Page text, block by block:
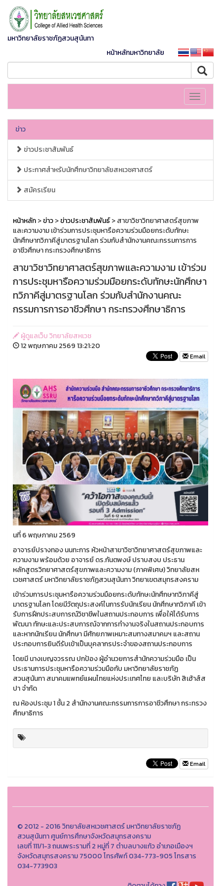
มหาวิทยาลัยราชภัฏสวนสุนันทา
หน้าหลักมหาวิทยาลัย
Toggle
ข่าว
ข่าวประชาสัมพันธ์
ประกาศสำหรับนักศึกษาวิทยาลัยสหเวชศาสตร์
สมัครเรียน
หน้าหลัก>ข่าว>ข่าวประชาสัมพันธ์> สาขาวิชาวิทยาศาสตร์สุขภาพ
และความงาม เข้าร่วมการประชุมหารือความร่วมมือยกระดับทักษะ
นักศึกษาทวิภาคีสู่มาตรฐานโลก ร่วมกับสำนักงานคณะกรรมการการ
อาชีวศึกษา กระทรวงศึกษาธิการ
สาขาวิชาวิทยาศาสตร์สุขภาพและความงาม เข้าร่วม
การประชุมหารือความร่วมมือยกระดับทักษะนักศึกษา
ทวิภาคีสู่มาตรฐานโลก ร่วมกับสำนักงานคณะ
กรรมการการอาชีวศึกษา กระทรวงศึกษาธิการ
ผู้ดูแลเว็บ วิทยาลัยสหเวช
12 พฤษภาคม 2569 13:21:20
Email
นที่ 6 พฤษภาคม 2569
อาจารย์ปรางทอง นนทะการ หัวหน้าสาขาวิชาวิทยาศาสตร์สุขภาพและ
ความงาม พร้อมด้วย อาจารย์ ดร.กันตพงษ์ ปราบสงบ ประธาน
หลักสูตรวิทยาศาสตร์สุขภาพและความงาม (ภาคพิเศษ) วิทยาลัยสห
เวชศาสตร์ มหาวิทยาลัยราชภัฏสวนสุนันทา วิทยาเขตสมุทรสงคราม
เข้าร่วมการประชุมหารือความร่วมมือยกระดับทักษะนักศึกษาทวิภาคีสู่
มาตรฐานโลก โดยมีวัตถุประสงค์ในการรับนักเรียน นักศึกษาทวิภาคี เข้า
รับการฝึกประสบการณ์วิชาชีพในสถานประกอบการ เพื่อให้ได้รับการ
พัฒนา ทักษะและประสบการณ์จากการทำงานจริงในสถานประกอบการ
และหากนักเรียน นักศึกษา มีศักยภาพเหมาะสมทางสมาคมฯ และสถาน
ประกอบการยินดีรับเข้าเป็นบุคลากรประจำของสถานประกอบการ
โดยมี นางเบญจวรรณ ปกป้อง ผู้อำนวยการสำนักความร่วมมือ เป็น
ประธานการประชุมหารือความร่วมมือกับ มหาวิทยาลัยราชภัฏ
สวนสุนันทา สมาคมแพทย์แผนไทยแห่งประเทศไทย และบริษัท สิเฮ้าส์ส
ปา จำกัด
ณ ห้องประชุม 1 ชั้น 2 สำนักงานคณะกรรมการการอาชีวศึกษา กระทรวง
ศึกษาธิการ
Email
© 2012 - 2016 วิทยาลัยสหเวชศาสตร์ มหาวิทยาลัยราชภัฏ
สวนสุนันทา ศูนย์การศึกษาจังหวัดสมุทรสงคราม
เลขที่ 111/1-3 ถนนพระรามที่ 2 หมู่ที่ 7 ตำบลบางแก้ว อำเภอเมืองฯ
จังหวัดสมุทรสงคราม 75000 โทรศัพท์ 034-773-905 โทรสาร
034-773903